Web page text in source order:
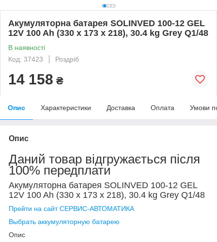
Акумуляторна батарея SOLINVED 100-12 GEL
12V 100 Ah (330 x 173 x 218), 30.4 kg Grey Q1/48
В наявності
Код: 37423
Роздріб
14 158 ₴
Опис Характеристики Доставка Оплата Умови
Опис
Даний товар відгружається після
100% передплати
Акумуляторна батарея SOLINVED 100-12 GEL
12V 100 Ah (330 x 173 x 218), 30.4 kg Grey Q1/48
Прейти на сайт СЕРВИС-АВТОМАТИКА
Выбрать аккумуляторную батарею
Опис